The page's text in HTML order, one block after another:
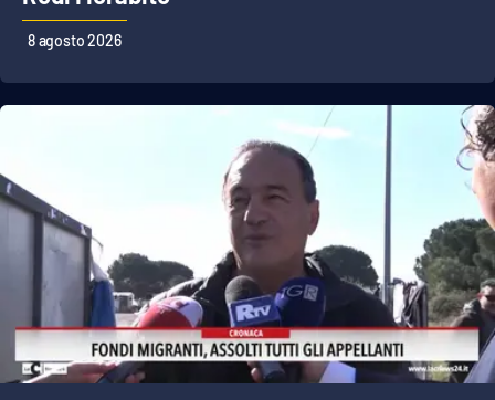
Cultura
Economia e Lavoro
Sanità
Società
Sport
8 agosto 2026